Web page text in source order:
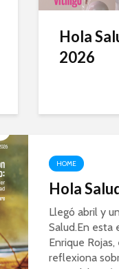
Hola
2026
HOME
Hola
Llegó abril y
Salud.En esta
Enrique
reflexiona